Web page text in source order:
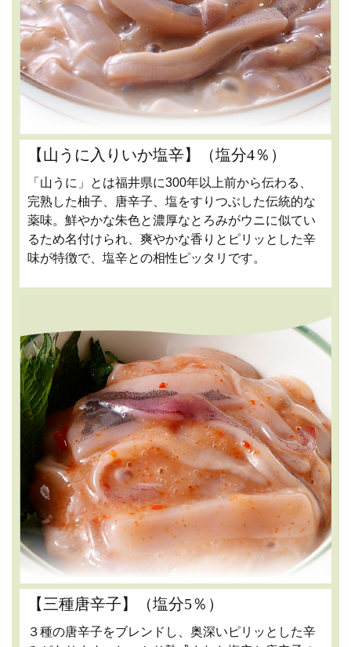
【山うに入りいか塩辛】（塩分4％）
「山うに」とは福井県に300年以上前から伝わる、
完熟した柚子、唐辛子、塩をすりつぶした伝統的な
薬味。鮮やかな朱色と濃厚なとろみがウニに似てい
るため名付けられ、爽やかな香りとピリッとした辛
味が特徴で、塩辛との相性ピッタリです。
【三種唐辛子】（塩分5％）
３種の唐辛子をブレンドし、奥深いピリッとした辛